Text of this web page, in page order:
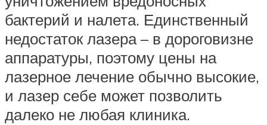
бактерий и налета. Единственный
недостаток лазера – в дороговизне
аппаратуры, поэтому цены на
лазерное лечение обычно высокие,
и лазер себе может позволить
далеко не любая клиника.